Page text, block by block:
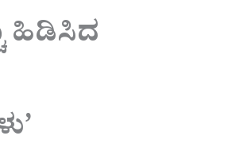
ಹಿಡಿಸಿದ